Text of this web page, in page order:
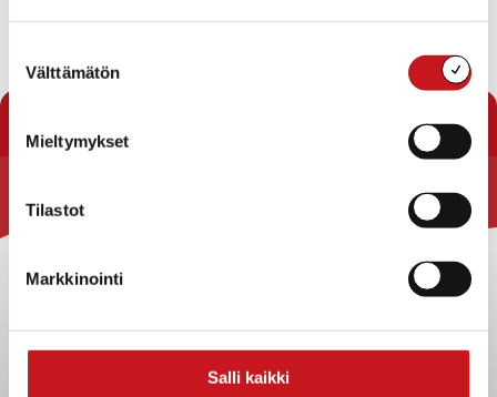
valinta
Välttämätön
Mieltymykset
Tilastot
Markkinointi
Salli kaikki
Rautalammin kunta
Kuntainfo
Asiakirjajulkisuuskuvaus